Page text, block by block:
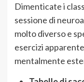
Dimenticate i
sessione di
molto diverso e
esercizi
mentalmente